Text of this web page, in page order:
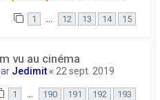
1 12 13 14 15
vu au cinéma
Jedimit « 22 sept. 2019
1 190 191 192 193